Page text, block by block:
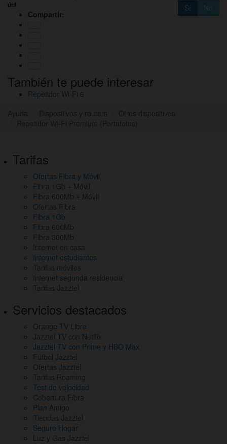
útil
Sí No
Compartir:
También te puede interesar
Repetidor Wi-Fi 6
Ayuda
Dispositivos y routers
Otros dispositivos
Pie
de
página,
mapa
sitio
otros
enlaces
de
interés
Tarifas
Ofertas Fibra y Móvil
Fibra 1Gb + Móvil
Fibra 600Mb + Móvil
Ofertas Fibra
Fibra 1Gb
Fibra 600Mb
Fibra 300Mb
Internet en casa
Internet estudiantes
Tarifas móviles
Internet segunda residencia
Tarifas Jazztel
Servicios destacados
Orange TV Libre
Jazztel TV con Netflix
Jazztel TV con Prime y HBO Max
Fútbol Jazztel
Ofertas Jazztel
Tarifas Roaming
Test de velocidad
Cobertura Fibra
Plan Amigo
Tiendas Jazztel
Seguro Hogar
Luz y Gas Jazztel